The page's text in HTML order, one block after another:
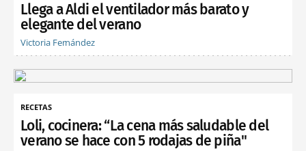
Llega a Aldi el ventilador más barato y
elegante del verano
Victoria Fernández
RECETAS
Loli, cocinera: “La cena más saludable del
verano se hace con 5 rodajas de piña"